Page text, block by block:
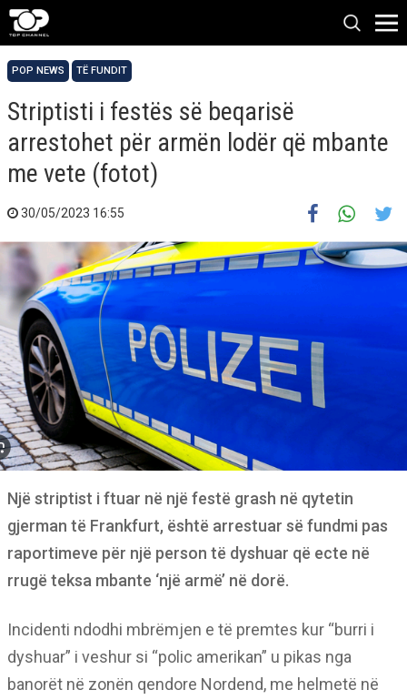
POP NEWS TË FUNDIT
Striptisti i festës së beqarisë
arrestohet për armën lodër që mbante
me vete (fotot)
30/05/2023 16:55
Një striptist i ftuar në një festë grash në qytetin
gjerman të Frankfurt, është arrestuar së fundmi pas
raportimeve për një person të dyshuar që ecte në
rrugë teksa mbante ‘një armë’ në dorë.
Incidenti ndodhi mbrëmjen e të premtes kur “burri i
dyshuar” i veshur si “polic amerikan” u pikas nga
banorët në zonën qendore Nordend, me helmetë në